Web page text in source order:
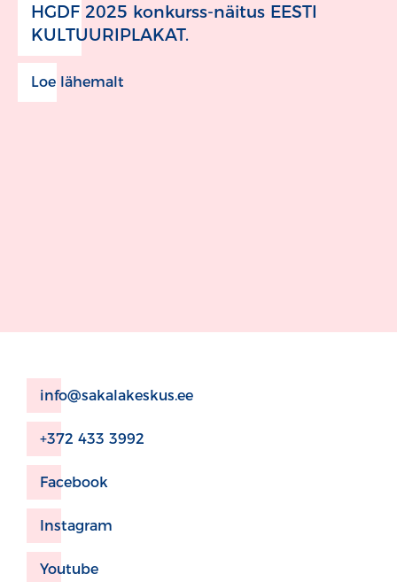
HGDF 2025 konkurss-näitus EESTI
KULTUURIPLAKAT.
Loe lähemalt
info@sakalakeskus.ee
+372 433 3992
Facebook
Instagram
Youtube